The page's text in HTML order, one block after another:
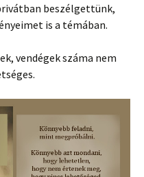
beszélgettünk,
is a témában.
vendégek száma nem